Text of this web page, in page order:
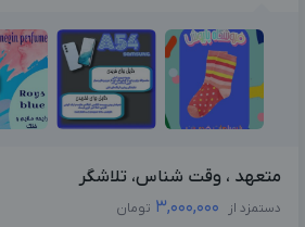
متعهد ، وقت شناس، تلاشگر
دستمزد از 3,000,000 تومان